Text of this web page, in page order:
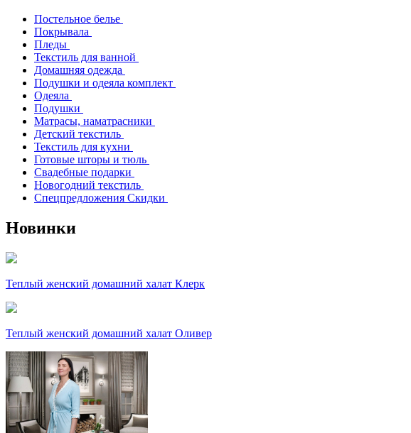
Постельное белье
Покрывала
Пледы
Текстиль для ванной
Домашняя одежда
Подушки и одеяла комплект
Одеяла
Подушки
Матрасы, наматрасники
Детский текстиль
Текстиль для кухни
Готовые шторы и тюль
Свадебные подарки
Новогодний текстиль
Спецпредложения Скидки
Новинки
Теплый женский домашний халат Клерк
Теплый женский домашний халат Оливер